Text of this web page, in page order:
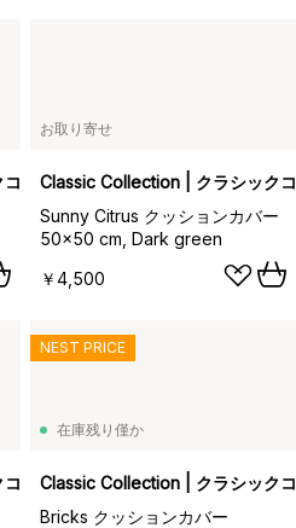
レクション
お取り寄せ
Classic Collection | クラシック
Sunny Citrus クッションカバー
50x50 cm, Dark green
￥4,500
レクション
在庫残り僅か
Classic Collection | クラシック
Bricks クッションカバー
NEST PRICE